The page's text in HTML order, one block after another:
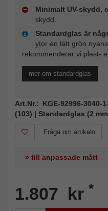
Minimalt UV-skydd,
skydd.
Standardglas är
ytor en lätt grön
rekommenderar vi plast-
mer om standardglas
Art.Nr.: KGE-92996-
(103) | Standardglas (2
Fråga om artikeln
» till anpassade mått
1.807 kr *